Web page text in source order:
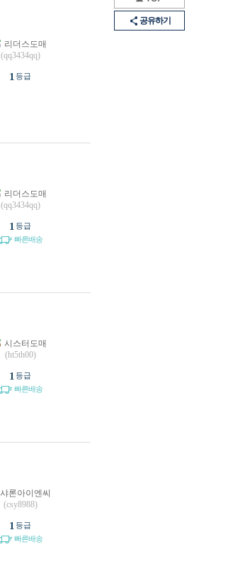
공유하기
리더스도매
(qq3434qq)
1 등급
리더스도매
(qq3434qq)
1 등급
빠른배송
시스터도매
(ht5th00)
1 등급
빠른배송
샤론아이엔씨
(csy8988)
1 등급
빠른배송